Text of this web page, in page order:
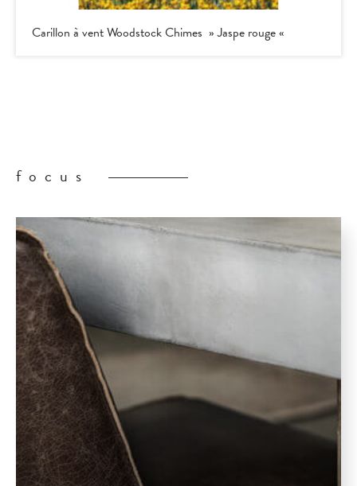
Carillon à vent Woodstock Chimes » Jaspe rouge «
focus